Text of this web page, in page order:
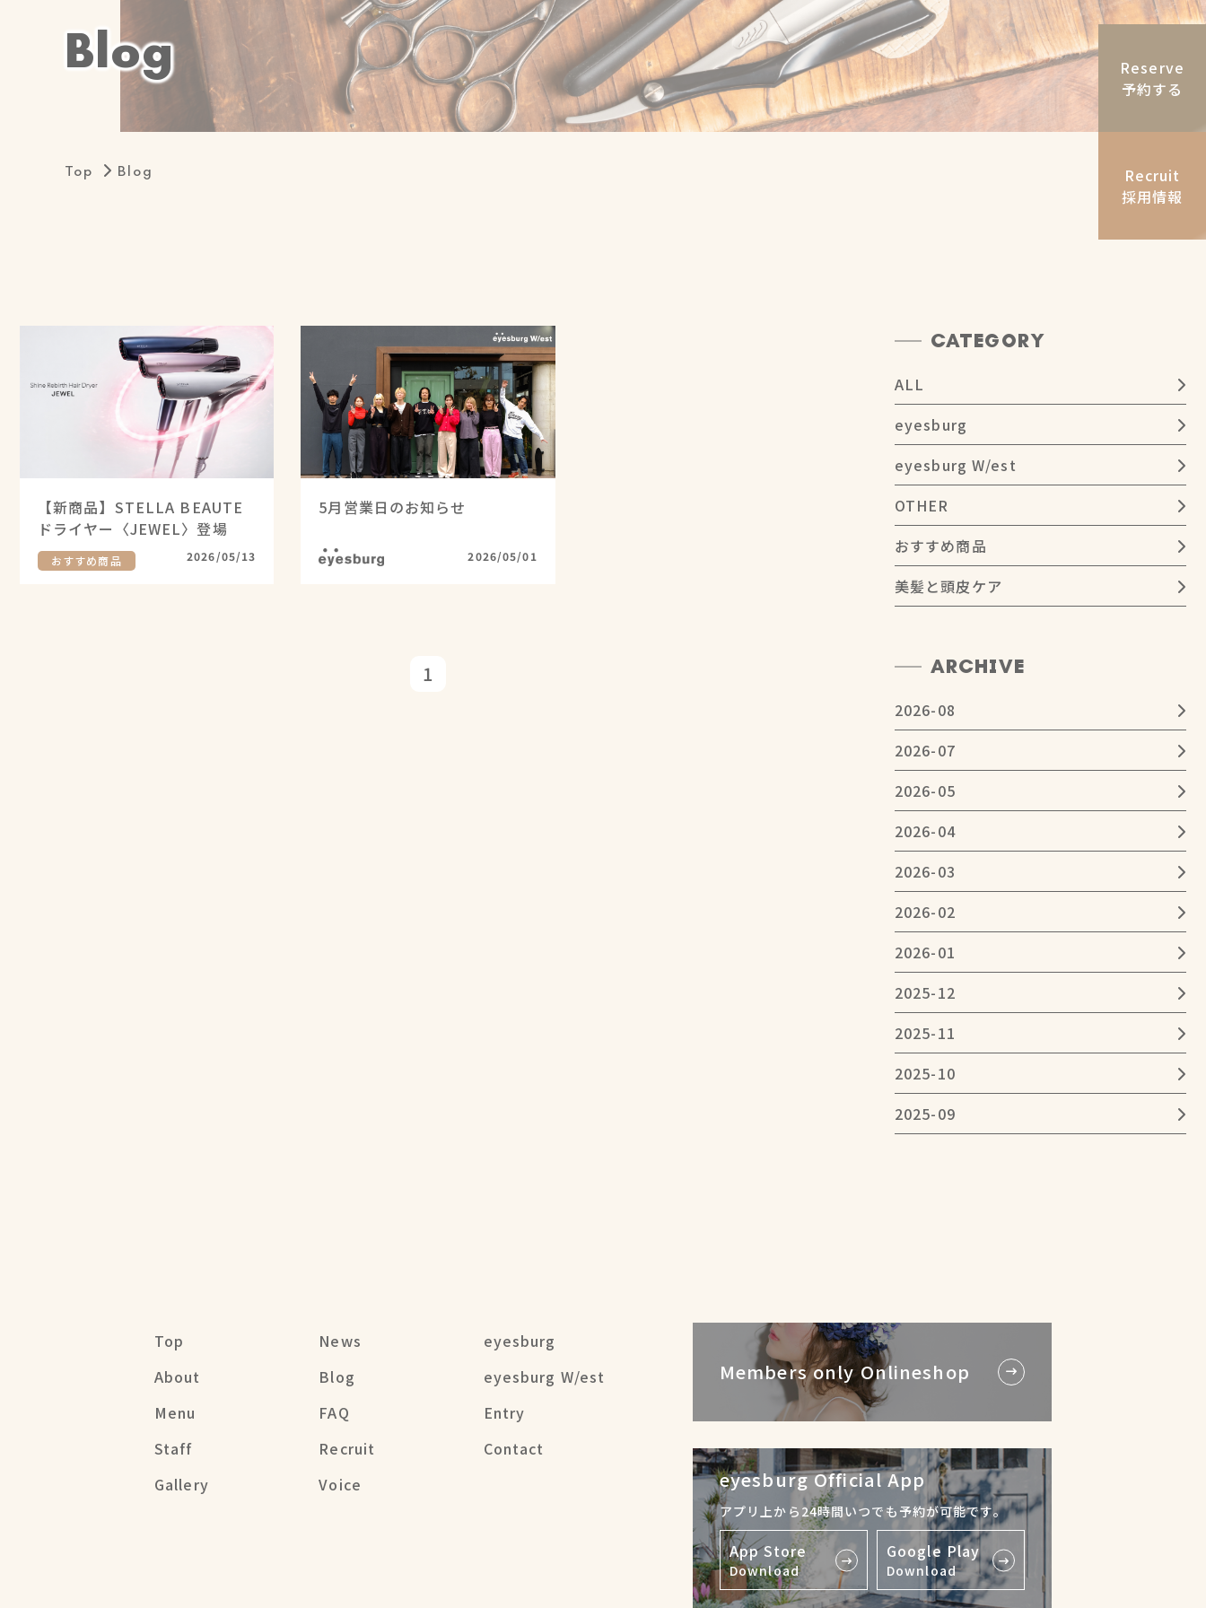
Blog
Top Blog
【新商品】STELLA BEAUTE
ドライヤー〈JEWEL〉登場
おすすめ商品 2026/05/13
5月営業日のお知らせ
eyesburg 2026/05/01
1
CATEGORY
ALL
eyesburg
eyesburg W/est
OTHER
おすすめ商品
美髪と頭皮ケア
ARCHIVE
2026-08
2026-07
2026-05
2026-04
2026-03
2026-02
2026-01
2025-12
2025-11
2025-10
2025-09
Reserve
予約する
Recruit
採用情報
Top
About
Menu
Staff
Gallery
News
Blog
FAQ
Recruit
Voice
eyesburg
eyesburg W/est
Entry
Contact
Members only Onlineshop
eyesburg Official App
アプリ上から24時間いつでも予約が可能です。
App Store
Download
Google Play
Download